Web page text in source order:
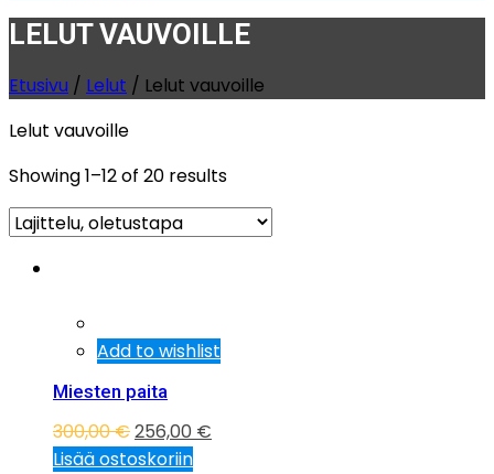
LELUT VAUVOILLE
Etusivu / Lelut / Lelut vauvoille
Lelut vauvoille
Showing 1–12 of 20 results
Add to wishlist
Miesten paita
300,00€256,00 €
Lisää ostoskoriin